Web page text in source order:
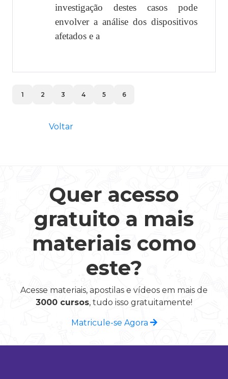
investigação destes casos pode
envolver a análise dos dispositivos
afetados e a
1 2 3 4 5 6
Voltar
Quer acesso
gratuito a mais
materiais como
este?
Acesse materiais, apostilas e vídeos em mais de
3000 cursos, tudo isso gratuitamente!
Matricule-se Agora